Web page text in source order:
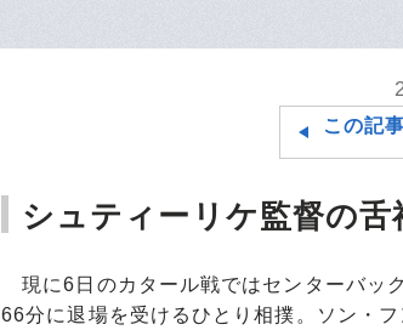
この記
シュティーリケ監督の舌
現に6日のカタール戦ではセンターバッ
66分に退場を受けるひとり相撲。ソン・